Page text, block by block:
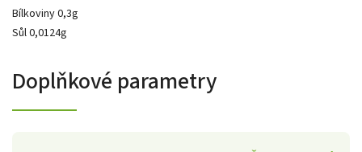
Bílkoviny 0,3g
Sůl 0,0124g
Doplňkové parametry